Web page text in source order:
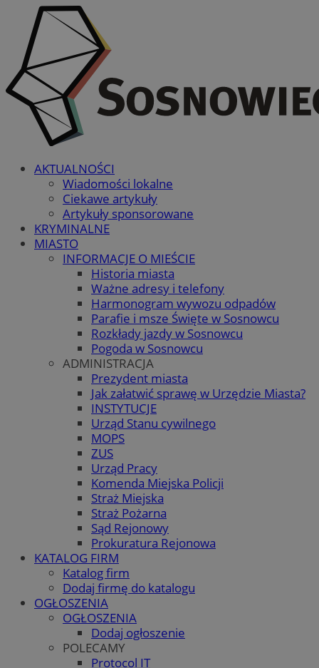
AKTUALNOŚCI
Wiadomości lokalne
Ciekawe artykuły
Artykuły sponsorowane
KRYMINALNE
MIASTO
INFORMACJE O MIEŚCIE
Historia miasta
Ważne adresy i telefony
Harmonogram wywozu odpadów
Parafie i msze Święte w Sosnowcu
Rozkłady jazdy w Sosnowcu
Pogoda w Sosnowcu
ADMINISTRACJA
Prezydent miasta
Jak załatwić sprawę w Urzędzie Miasta?
INSTYTUCJE
Urząd Stanu cywilnego
MOPS
ZUS
Urząd Pracy
Komenda Miejska Policji
Straż Miejska
Straż Pożarna
Sąd Rejonowy
Prokuratura Rejonowa
KATALOG FIRM
Katalog firm
Dodaj firmę do katalogu
OGŁOSZENIA
OGŁOSZENIA
Dodaj ogłoszenie
POLECAMY
Protocol IT